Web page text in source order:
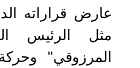
عارض قراراته
مثل الرئيس
المرزوقي"